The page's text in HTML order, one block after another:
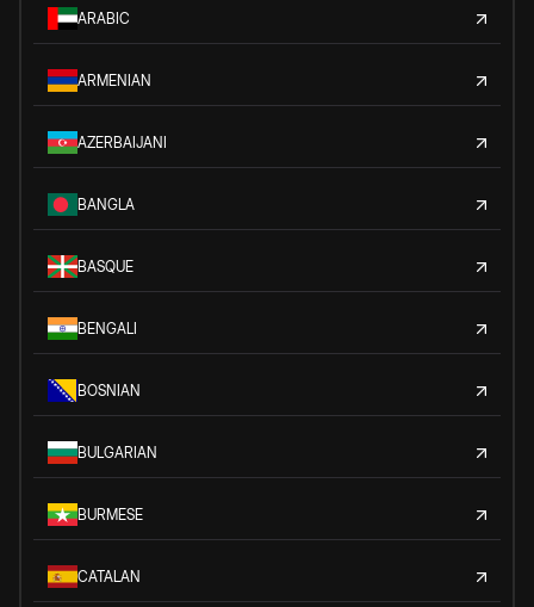
ARABIC
ARMENIAN
AZERBAIJANI
BANGLA
BASQUE
BENGALI
BOSNIAN
BULGARIAN
BURMESE
CATALAN